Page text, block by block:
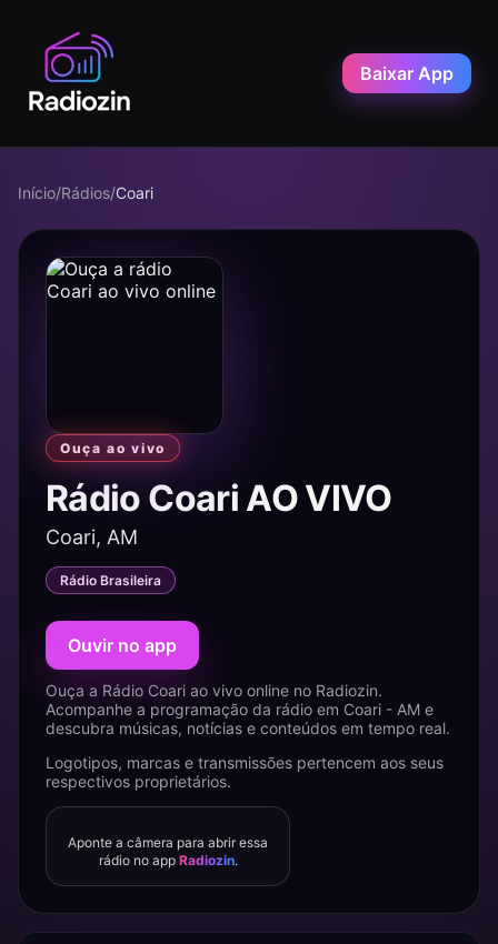
Baixar App
Início/Rádios/Coari
Ouça ao vivo
Rádio Coari AO VIVO
Coari, AM
Rádio Brasileira
Ouvir no app
Ouça a Rádio Coari ao vivo online no Radiozin.
Acompanhe a programação da rádio em Coari - AM e
descubra músicas, notícias e conteúdos em tempo real.
Logotipos, marcas e transmissões pertencem aos seus
respectivos proprietários.
Aponte a câmera para abrir essa
rádio no app Radiozin.